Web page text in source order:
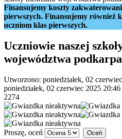
Finansujemy koszty
pierwszych. Finansujemy również
uczniom klas pierwszych.
Uczniowie naszej
województwa
Utworzono: poniedziałek, 02
poniedziałek, 02 czerwiec 2025 20:46
2274
Proszę, oceń